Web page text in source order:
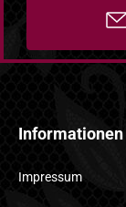
Informationen
Impressum